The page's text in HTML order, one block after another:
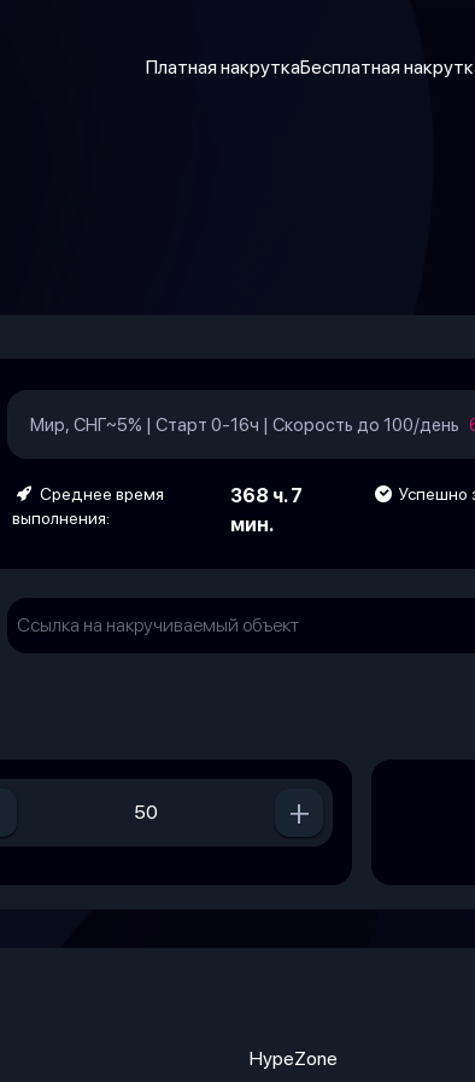
Платная накруткаБесплатная
Мир, СНГ~5% | Старт 0-16ч | Скорость до 100/день
Среднее время
выполнения:
368 ч. 7
мин.
Успешно
+
HypeZone